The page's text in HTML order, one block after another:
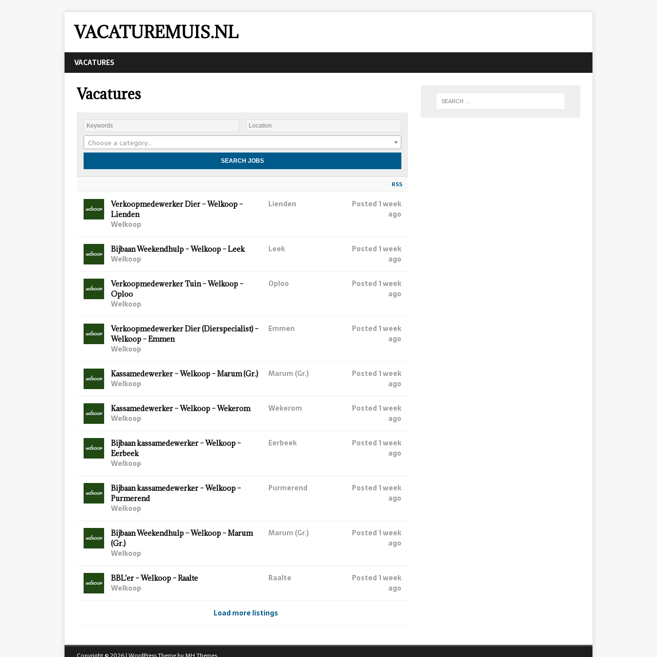
VACATUREMUIS.NL
VACATURES
Vacatures
Choose a category…
RSS
Verkoopmedewerker Dier – Welkoop –
Lienden
Welkoop
Lienden
Posted 1 week
ago
Bijbaan Weekendhulp – Welkoop – Leek
Welkoop
Leek
Posted 1 week
ago
Verkoopmedewerker Tuin – Welkoop –
Oploo
Welkoop
Oploo
Posted 1 week
ago
Verkoopmedewerker Dier (Dierspecialist) –
Welkoop – Emmen
Welkoop
Emmen
Posted 1 week
ago
Kassamedewerker – Welkoop – Marum (Gr.)
Welkoop
Marum (Gr.)
Posted 1 week
ago
Kassamedewerker – Welkoop – Wekerom
Welkoop
Wekerom
Posted 1 week
ago
Bijbaan kassamedewerker – Welkoop –
Eerbeek
Welkoop
Eerbeek
Posted 1 week
ago
Bijbaan kassamedewerker – Welkoop –
Purmerend
Welkoop
Purmerend
Posted 1 week
ago
Bijbaan Weekendhulp – Welkoop – Marum
(Gr.)
Welkoop
Marum (Gr.)
Posted 1 week
ago
BBL'er – Welkoop – Raalte
Welkoop
Raalte
Posted 1 week
ago
Load more listings